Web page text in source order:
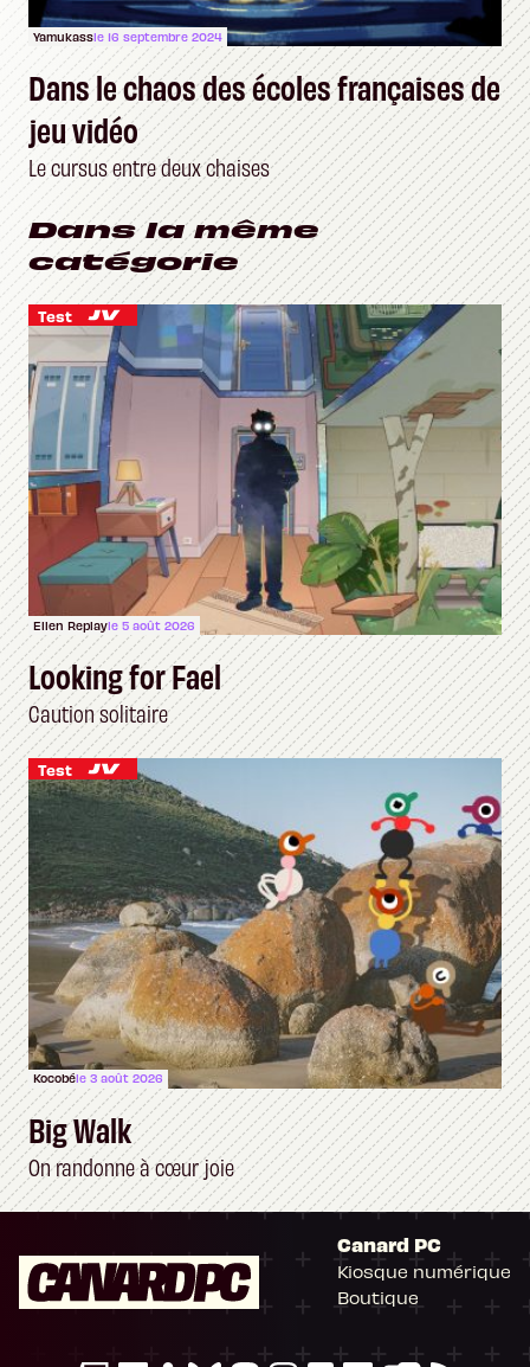
Yamukassle 16 septembre 2024
Dans le chaos des écoles françaises de
jeu vidéo
Le cursus entre deux chaises
Dans la même
catégorie
Test
Ellen Replayle 5 août 2026
Looking for Fael
Caution solitaire
Test
Kocobéle 3 août 2026
Big Walk
On randonne à cœur joie
Canard PC
Kiosque numérique
Boutique